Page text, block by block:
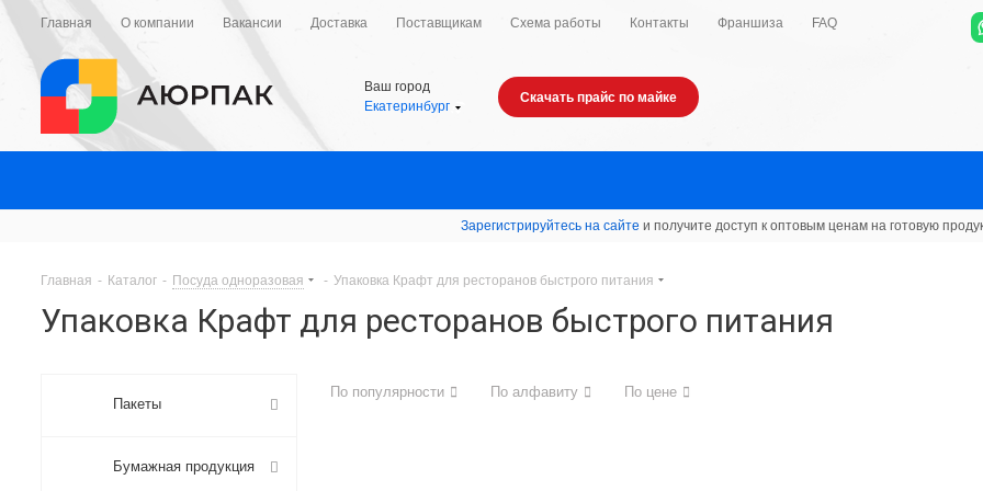
Главная О компании Вакансии Доставка Поставщикам Схема работы Контакты Франшиза FAQ
Ваш город
Екатеринбург
Скачать прайс по майке
Зарегистрируйтесь на сайте и получите доступ к оптовым ценам на готовую
Главная - Каталог - Посуда одноразовая - Упаковка Крафт для ресторанов быстрого питания
Упаковка Крафт для ресторанов быстрого питания
По популярности По алфавиту По цене
Пакеты
Бумажная продукция